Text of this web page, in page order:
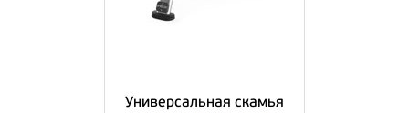
Универсальная скамья